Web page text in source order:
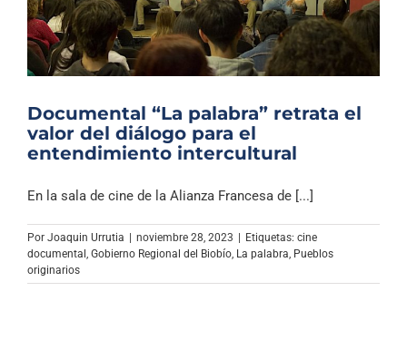
Documental “La palabra” retrata el
valor del diálogo para el
entendimiento intercultural
En la sala de cine de la Alianza Francesa de [...]
Por Joaquin Urrutia noviembre 28, 2023 Etiquetas: cine
documental , Gobierno Regional del Biobío, La palabra, Pueblos
originarios